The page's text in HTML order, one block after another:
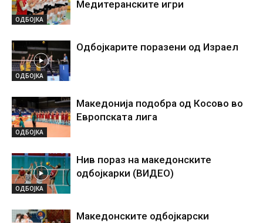
ОДБОЈКА
Медитеранските игри
ОДБОЈКА
Одбојкарите поразени од Израел
ОДБОЈКА
Македонија подобра од Косово во
Европската лига
ОДБОЈКА
Нив пораз на македонските
одбојкарки (ВИДЕО)
Македонските одбојкарски